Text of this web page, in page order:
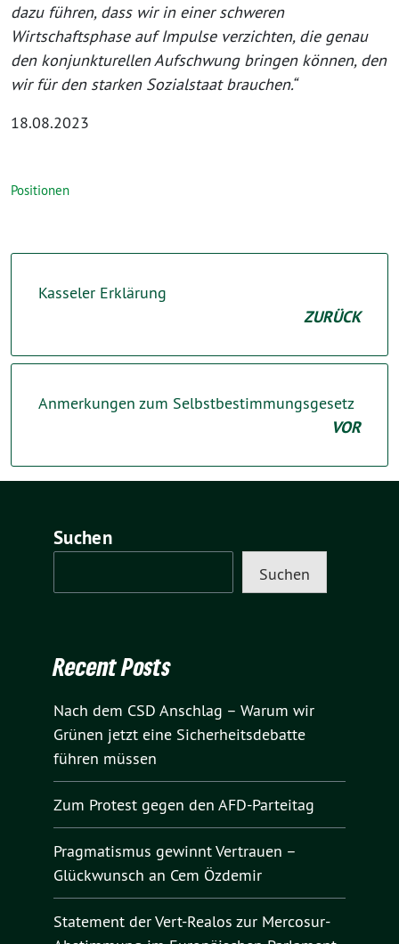
dazu führen, dass wir in einer schweren
Wirtschaftsphase auf Impulse verzichten, die genau
den konjunkturellen Aufschwung bringen können, den
wir für den starken Sozialstaat brauchen.“
18.08.2023
Positionen
Kasseler Erklärung
ZURÜCK
Anmerkungen zum Selbstbestimmungsgesetz
VOR
Suchen
Suchen
Recent Posts
Nach dem CSD Anschlag – Warum wir
Grünen jetzt eine Sicherheitsdebatte
führen müssen
Zum Protest gegen den AFD-Parteitag
Pragmatismus gewinnt Vertrauen –
Glückwunsch an Cem Özdemir
Statement der Vert-Realos zur Mercosur-